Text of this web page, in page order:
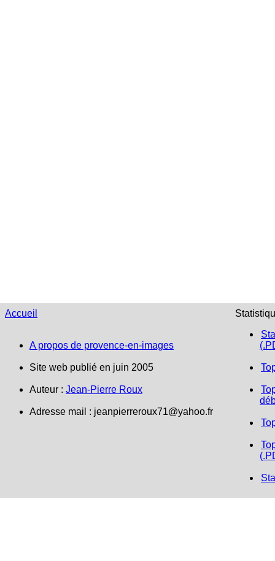
Accueil
A propos de provence-en-images
Site web publié en juin 2005
Auteur : Jean-Pierre Roux
Adresse mail : jeanpierreroux71@yahoo.fr